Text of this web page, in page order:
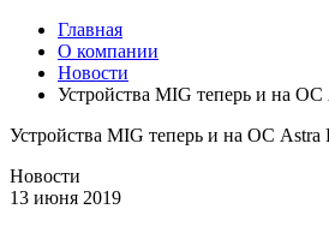
Главная
О компании
Новости
Устройства MIG теперь и на
Устройства MIG теперь и на ОС Astra
Новости
13 июня 2019